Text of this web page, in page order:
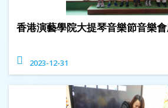
香港演藝學院大提琴音樂節音樂
2023-12-31